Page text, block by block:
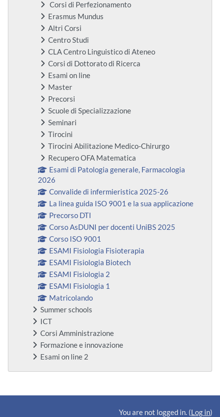
Corsi di Perfezionamento
Erasmus Mundus
Altri Corsi
Centro Studi
CLA Centro Linguistico di Ateneo
Corsi di Dottorato di Ricerca
Esami on line
Master
Precorsi
Scuole di Specializzazione
Seminari
Tirocini
Tirocini Abilitazione Medico-Chirurgo
Recupero OFA Matematica
Esami di Patologia generale, Farmacologia
2026
Convalide di infermieristica 2025-26
La linea guida ISO 9001 e la sua applicazione
Precorso DTI
Corso AsDUNI per docenti UniBS 2025
Corso ISO 9001
ESAMI Fisiologia Fisioterapia
ESAMI Fisiologia Biotech
ESAMI Fisiologia 2
ESAMI Fisiologia 1
Matricolando
Summer schools
ICT
Corsi Amministrazione
Formazione e innovazione
Esami on line 2
Supplementary blocks
You are not logged in. (Log in)